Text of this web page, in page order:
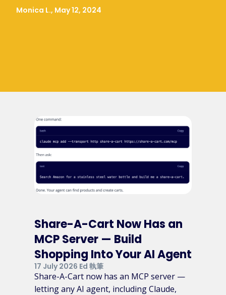
Monica L., May 12, 2024
Share-A-Cart Now Has an
MCP Server — Build
Shopping Into Your AI Agent
17 July 2026 Ed 執筆
Share-A-Cart now has an MCP server —
letting any AI agent, including Claude,